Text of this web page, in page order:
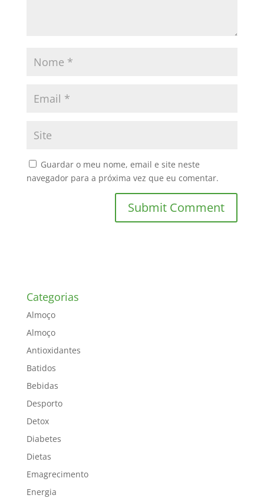
Guardar o meu nome, email e site neste
navegador para a próxima vez que eu comentar.
Categorias
Almoço
Almoço
Antioxidantes
Batidos
Bebidas
Desporto
Detox
Diabetes
Dietas
Emagrecimento
Energia